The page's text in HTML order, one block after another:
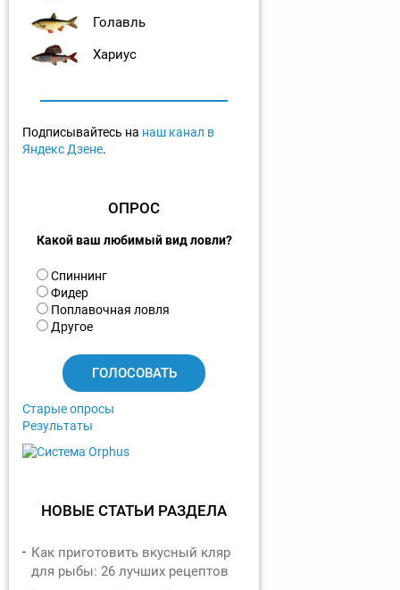
Голавль
Хариус
Подписывайтесь на наш канал в
Яндекс Дзене.
ОПРОС
Какой ваш любимый вид ловли?
В
а
р
и
Спиннинг
Фидер
Поплавочная ловля
Другое
Старые опросы
Результаты
НОВЫЕ СТАТЬИ РАЗДЕЛА
Как приготовить вкусный кляр
для рыбы: 26 лучших рецептов